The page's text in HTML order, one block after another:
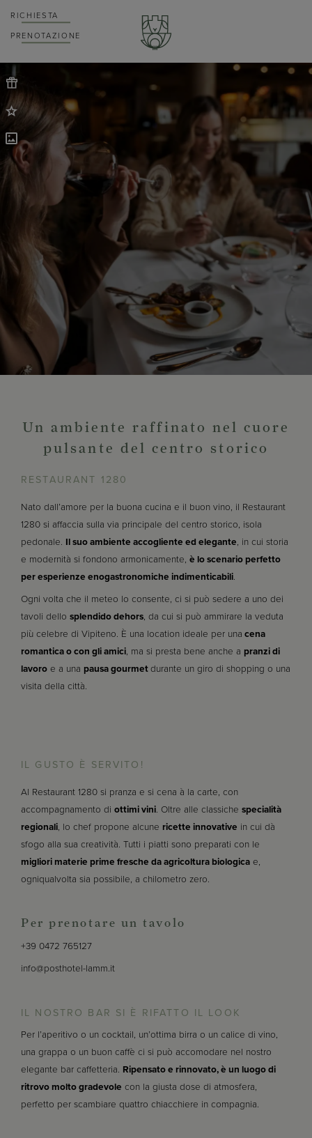
RICHIESTA
PRENOTAZIONE
Un ambiente raffinato nel cuore
pulsante del centro storico
RESTAURANT 1280
Nato dall’amore per la buona cucina e il buon vino, il Restaurant
1280 si affaccia sulla via principale del centro storico, isola
pedonale. Il suo ambiente accogliente ed elegante, in cui storia
e modernità si fondono armonicamente, è lo scenario perfetto
per esperienze enogastronomiche indimenticabili.
Ogni volta che il meteo lo consente, ci si può sedere a uno dei
tavoli dello splendido dehors, da cui si può ammirare la veduta
più celebre di Vipiteno. È una location ideale per una cena
romantica o con gli amici, ma si presta bene anche a pranzi di
lavoro e a una pausa gourmetdurante un giro di shopping o una
visita della città.
IL GUSTO È SERVITO!
Al Restaurant 1280 si pranza e si cena à la carte, con
accompagnamento di ottimi vini. Oltre alle classiche specialità
regionali, lo chef propone alcune ricette innovative in cui dà
sfogo alla sua creatività. Tutti i piatti sono preparati con le
migliori materie prime fresche da agricoltura biologica e,
ogniqualvolta sia possibile, a chilometro zero.
Per prenotare un tavolo
+39 0472 765127
info@posthotel-lamm.it
IL NOSTRO BAR SI È RIFATTO IL LOOK
Per l’aperitivo o un cocktail, un’ottima birra o un calice di vino,
una grappa o un buon caffè ci si può accomodare nel nostro
elegante bar caffetteria. Ripensato e rinnovato, è un luogo di
ritrovo molto gradevole con la giusta dose di atmosfera,
perfetto per scambiare quattro chiacchiere in compagnia.